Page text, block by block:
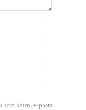
için adım, e-posta